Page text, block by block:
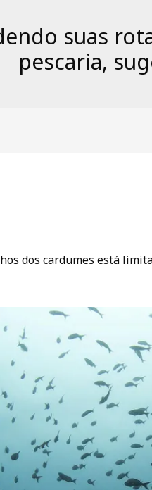
suas
pescaria,
dos cardumes está